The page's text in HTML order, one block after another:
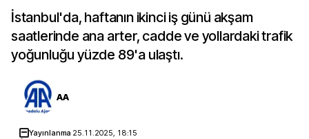
İstanbul'da, haftanın ikinci iş günü akşam
saatlerinde ana arter, cadde ve yollardaki trafik
yoğunluğu yüzde 89'a ulaştı.
AA
Yayınlanma 25.11.2025, 18:15